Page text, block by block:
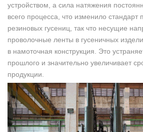
устройством, а сила натяжения
всего процесса, что изменило стандарт
резиновых гусениц, так что несущие
проволочные ленты в гусеничных
в намоточная конструкция. Это
прошлого и значительно увеличивает
продукции.